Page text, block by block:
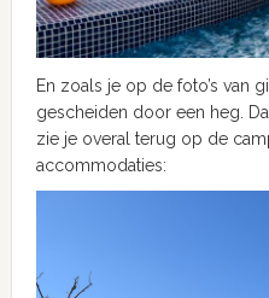
En zoals je op de foto’s van
gescheiden door een heg.
zie je overal terug op de
accommodaties: